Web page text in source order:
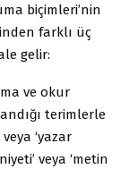
biçimleri’nin
farklı üç
gelir:
ve okur
terimlerle
‘yazar
veya ‘metin